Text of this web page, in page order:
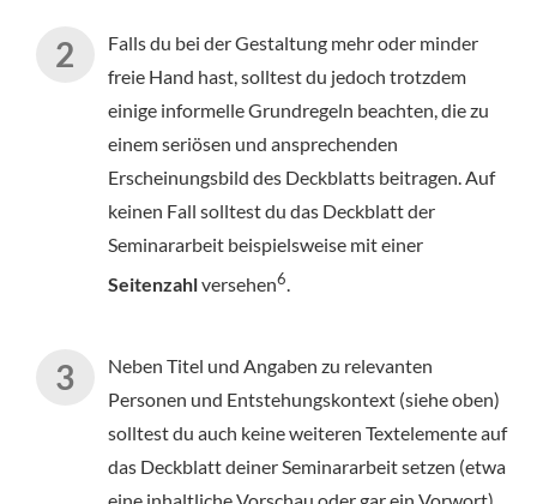
Falls du bei der Gestaltung mehr oder minder
freie Hand hast, solltest du jedoch trotzdem
einige informelle Grundregeln beachten, die zu
einem seriösen und ansprechenden
Erscheinungsbild des Deckblatts beitragen. Auf
keinen Fall solltest du das Deckblatt der
Seminararbeit beispielsweise mit einer
Seitenzahlversehen6.
Neben Titel und Angaben zu relevanten
Personen und Entstehungskontext (siehe oben)
solltest du auch keine weiteren Textelemente auf
das Deckblatt deiner Seminararbeit setzen (etwa